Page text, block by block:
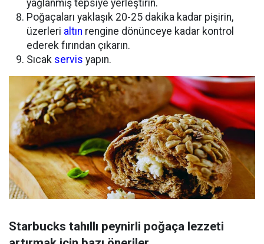
yağlanmış tepsiye yerleştirin.
Poğaçaları yaklaşık 20-25 dakika kadar pişirin,
üzerleri altın rengine dönünceye kadar kontrol
ederek fırından çıkarın.
Sıcak servis yapın.
Starbucks tahıllı peynirli poğaça lezzeti